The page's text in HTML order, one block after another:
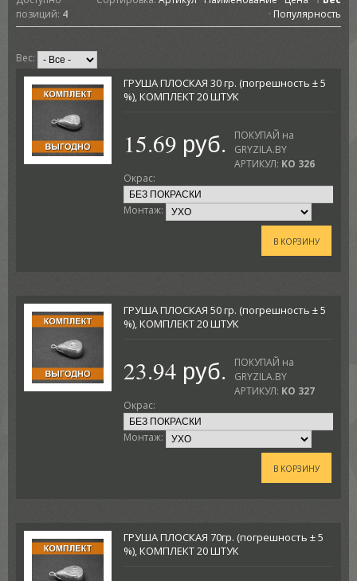
позиций: 4
· Популярность
Вес:
ГРУША ПЛОСКАЯ 30 гр. (погрешность ± 5
%), КОМПЛЕКТ 20 ШТУК
15.69 руб.
ПОКУПАЙ на
GRYZILA.BY
АРТИКУЛ: KO 326
Окрас:
Монтаж:
В КОРЗИНУ
ГРУША ПЛОСКАЯ 50 гр. (погрешность ± 5
%), КОМПЛЕКТ 20 ШТУК
23.94 руб.
ПОКУПАЙ на
GRYZILA.BY
АРТИКУЛ: KO 327
Окрас:
Монтаж:
В КОРЗИНУ
ГРУША ПЛОСКАЯ 70гр. (погрешность ± 5
%), КОМПЛЕКТ 20 ШТУК